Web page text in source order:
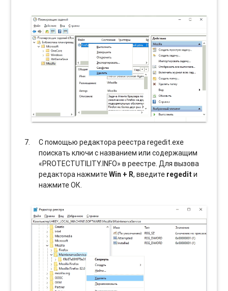
С помощью редактора реестра regedit.exe
поискать ключи с названием или содержащим
«PROTECTUTILITY.INFO» в реестре. Для вызова
редактора нажмитеWin + R, введите regedit и
нажмите ОК.